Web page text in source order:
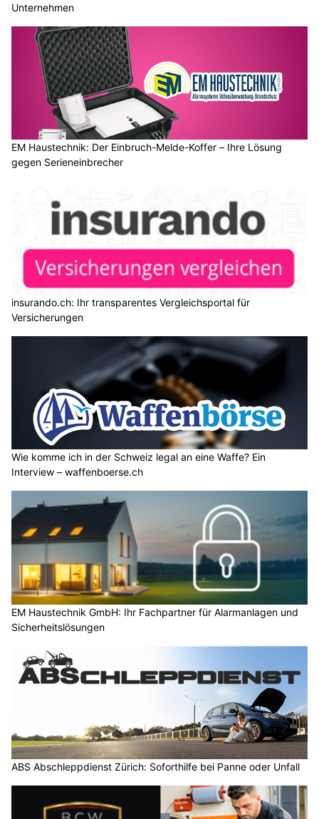
Unternehmen
EM Haustechnik: Der Einbruch-Melde-Koffer – Ihre Lösung
gegen Serieneinbrecher
insurando.ch: Ihr transparentes Vergleichsportal für
Versicherungen
Wie komme ich in der Schweiz legal an eine Waffe? Ein
Interview – waffenboerse.ch
EM Haustechnik GmbH: Ihr Fachpartner für Alarmanlagen und
Sicherheitslösungen
ABS Abschleppdienst Zürich: Soforthilfe bei Panne oder Unfall